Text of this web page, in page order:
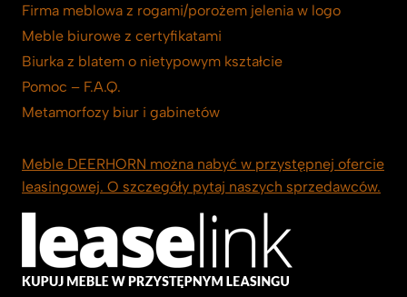
Firma meblowa z rogami/porożem jelenia w logo
Meble biurowe z certyfikatami
Biurka z blatem o nietypowym kształcie
Pomoc – F.A.Q.
Metamorfozy biur i gabinetów
Meble DEERHORN można nabyć w przystępnej ofercie
leasingowej. O szczegóły pytaj naszych sprzedawców.